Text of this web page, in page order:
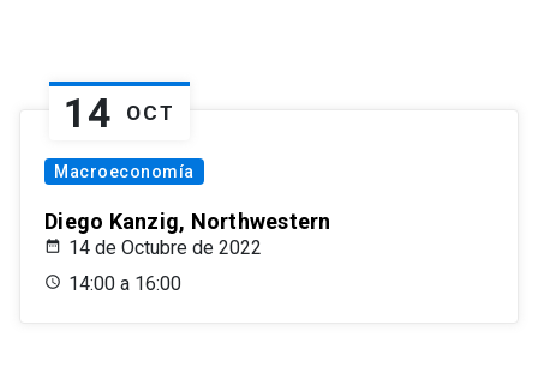
14 OCT
Macroeconomía
Diego Kanzig, Northwestern
14 de Octubre de 2022
14:00 a 16:00